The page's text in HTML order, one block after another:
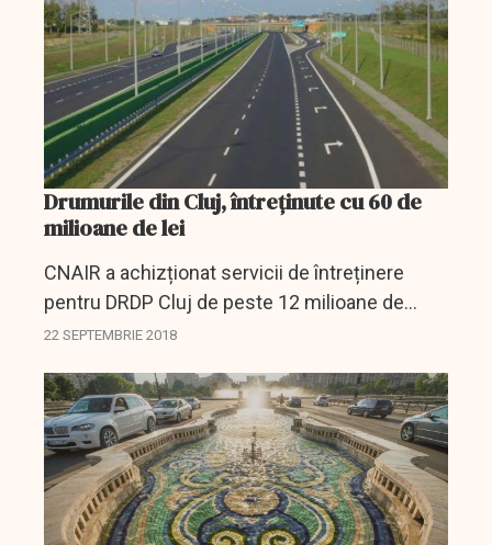
Drumurile din Cluj, întreţinute cu 60 de
milioane de lei
CNAIR a achizționat servicii de întreținere
pentru DRDP Cluj de peste 12 milioane de
euro.
22 SEPTEMBRIE 2018